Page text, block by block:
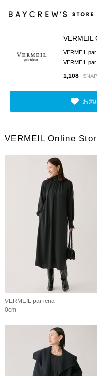
VERMEIL
VERMEIL par
VERMEIL
1,108 SNAP
お気
VERMEIL Online
VERMEIL par iena
0cm